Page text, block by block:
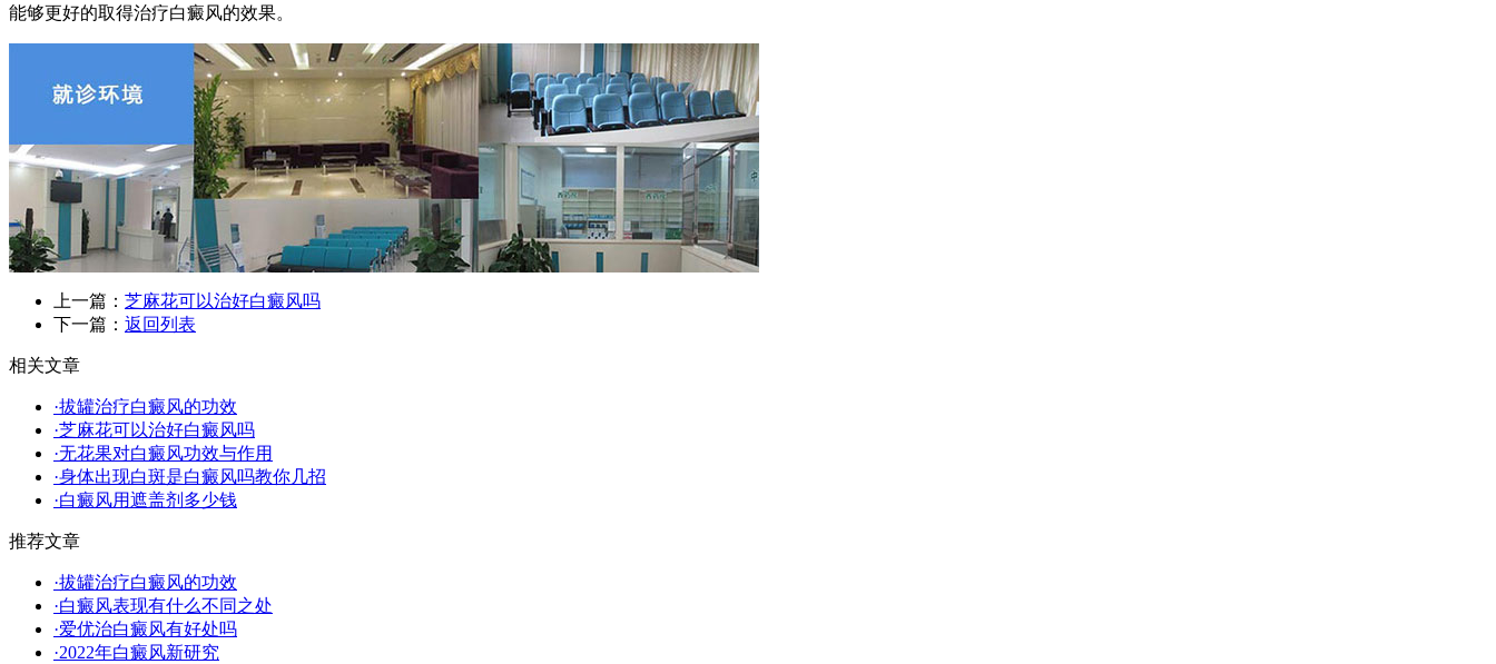
能够更好的取得治疗白癜风的效果。
上一篇： 芝麻花可以治好白癜风吗
下一篇： 返回列表
相关文章
·拔罐治疗白癜风的功效
·芝麻花可以治好白癜风吗
·无花果对白癜风功效与作用
·身体出现白斑是白癜风吗教你几招
·白癜风用遮盖剂多少钱
推荐文章
·拔罐治疗白癜风的功效
·白癜风表现有什么不同之处
·爱优治白癜风有好处吗
·2022年白癜风新研究